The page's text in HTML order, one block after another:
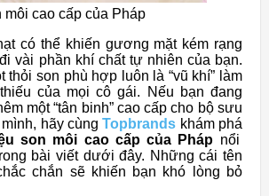
môi cao cấp của Pháp
có thể khiến gương mặt kém rạng
vài phần khí chất tự nhiên của bạn.
thỏi son phù hợp luôn là “vũ khí” làm
của mọi cô gái. Nếu bạn đang
một “tân binh” cao cấp cho bộ sưu
hãy cùngTopbrands khám phá
son môi cao cấp của Pháp nổi
bài viết dưới đây. Những cái tên
chắn sẽ khiến bạn khó lòng bỏ